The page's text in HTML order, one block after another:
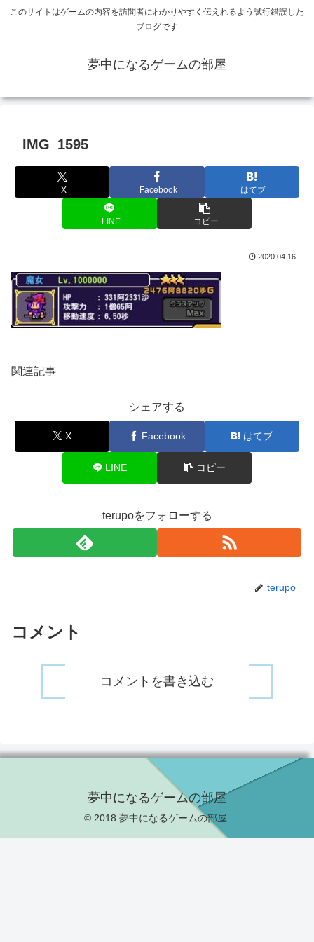
このサイトはゲームの内容を訪問者にわかりやすく伝えれるよう試行錯誤した
ブログです
夢中になるゲームの部屋
IMG_1595
X Facebook はてブ
LINE コピー
2020.04.16
関連記事
シェアする
X Facebook はてブ
LINE コピー
terupoをフォローする
terupo
コメント
コメントを書き込む
夢中になるゲームの部屋
© 2018 夢中になるゲームの部屋.